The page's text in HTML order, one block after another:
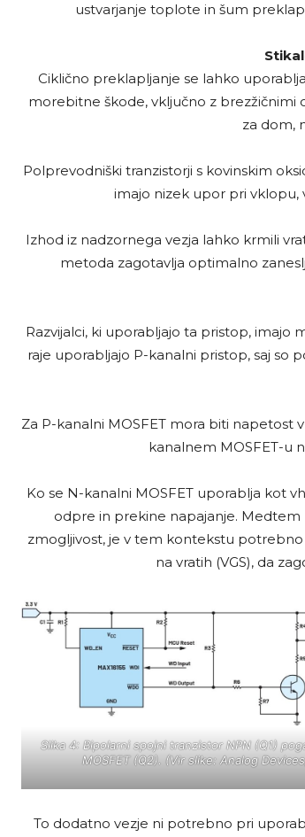
ustvarjanje toplote in šum
Ciklično preklapljanje se lahko
morebitne škode, vključno z brezžičnimi
za dom,
Polprevodniški tranzistorji s kovinskim
imajo nizek upor pri vklopu,
Izhod iz nadzornega vezja lahko krmili
metoda zagotavlja optimalno
Razvijalci, ki uporabljajo ta pristop, imajo
raje uporabljajo P-kanalni pristop, saj so
Za P-kanalni MOSFET mora biti
kanalnem MOSFET-u
Ko se N-kanalni MOSFET uporablja kot
odpre in prekine napajanje. Medtem
zmogljivost, je v tem kontekstu
na vratih (VGS), da
Slika 4: Bipolarni spojni tranzistor NPN (Q1)
MOSFET (Q2). (Vir slike: Analog
To dodatno vezje ni potrebno pri